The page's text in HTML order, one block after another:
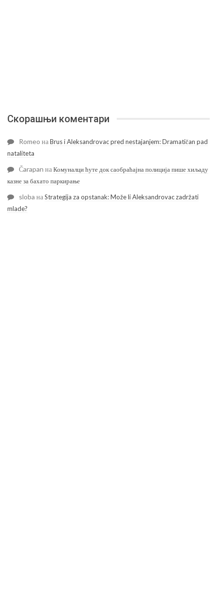
Скорашњи коментари
Romeo наBrus i Aleksandrovac pred nestajanjem: Dramatičan pad
nataliteta
Čarapan наКомуналци ћуте док саобраћајна полиција пише хиљаду
казне за бахато паркирање
sloba наStrategija za opstanak: Može li Aleksandrovac zadržati
mlade?